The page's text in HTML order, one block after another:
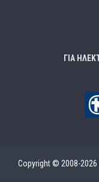
ΓΙΑ
Copyright © 2008-2026